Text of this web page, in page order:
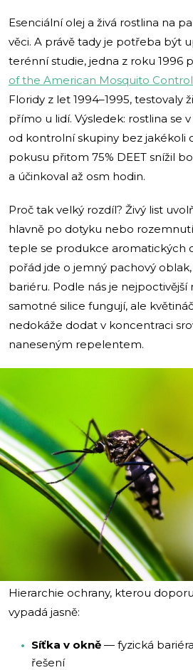
Esenciální olej a živá rostlina na
věci. A právě tady je potřeba být
terénní studie, jedna z roku 1996
of the American Mosquito
Floridy z let 1994–1995, testovaly
přímo u lidí. Výsledek: rostlina se
od kontrolní skupiny bez jakékoli
pokusu přitom 75% DEET snížil
a účinkoval až osm hodin.
Proč tak velký rozdíl? Živý list
hlavně po dotyku nebo
teple se produkce aromatických
pořád jde o jemný pachový
bariéru. Podle nás je nejpoctivější
samotné silice fungují, ale
nedokáže dodat v koncentraci
naneseným repelentem.
Hierarchie ochrany, kterou
vypadá jasně:
Síťka v okně — fyzická
řešení